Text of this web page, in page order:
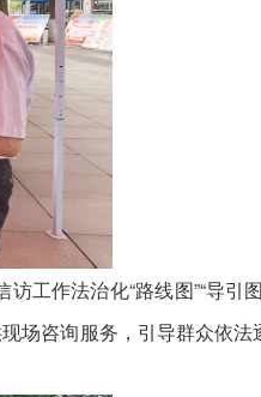
作法治化“路线图”“导引
场咨询服务，引导群众依法